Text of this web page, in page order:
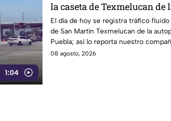
1:04
la caseta de Texmelucan de
México-Puebla HOY sábado
El día de hoy se registra tráfico fluido
de San Martín Texmelucan de la
Puebla; así lo reporta nuestro
Nava.
08 agosto, 2026